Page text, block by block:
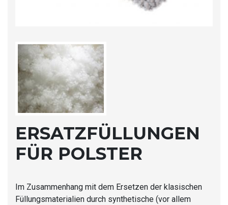
ERSATZFÜLLUNGEN
FÜR POLSTER
Im Zusammenhang mit dem Ersetzen der klasischen
Füllungsmaterialien durch synthetische (vor allem